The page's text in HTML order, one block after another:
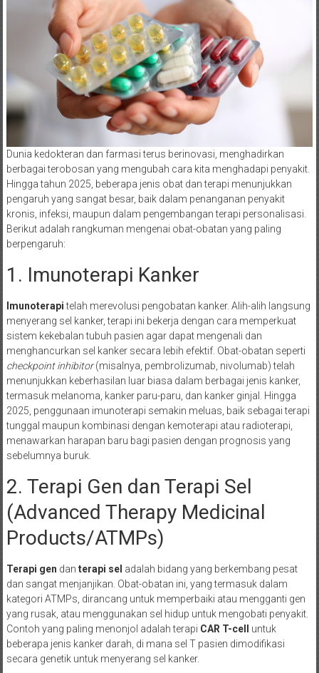
Dunia kedokteran dan farmasi terus berinovasi, menghadirkan
berbagai terobosan yang mengubah cara kita menghadapi penyakit.
Hingga tahun 2025, beberapa jenis obat dan terapi menunjukkan
pengaruh yang sangat besar, baik dalam penanganan penyakit
kronis, infeksi, maupun dalam pengembangan terapi personalisasi.
Berikut adalah rangkuman mengenai obat-obatan yang paling
berpengaruh:
1. Imunoterapi Kanker
Imunoterapitelah merevolusi pengobatan kanker. Alih-alih langsung
menyerang sel kanker, terapi ini bekerja dengan cara memperkuat
sistem kekebalan tubuh pasien agar dapat mengenali dan
menghancurkan sel kanker secara lebih efektif. Obat-obatan seperti
checkpoint inhibitor(misalnya, pembrolizumab, nivolumab) telah
menunjukkan keberhasilan luar biasa dalam berbagai jenis kanker,
termasuk melanoma, kanker paru-paru, dan kanker ginjal. Hingga
2025, penggunaan imunoterapi semakin meluas, baik sebagai terapi
tunggal maupun kombinasi dengan kemoterapi atau radioterapi,
menawarkan harapan baru bagi pasien dengan prognosis yang
sebelumnya buruk.
2. Terapi Gen dan Terapi Sel
(Advanced Therapy Medicinal
Products/ATMPs)
Terapi gen dan terapi sel adalah bidang yang berkembang pesat
dan sangat menjanjikan. Obat-obatan ini, yang termasuk dalam
kategori ATMPs, dirancang untuk memperbaiki atau mengganti gen
yang rusak, atau menggunakan sel hidup untuk mengobati penyakit.
Contoh yang paling menonjol adalah terapi CAR T-cell
untuk
beberapa jenis kanker darah, di mana sel T pasien dimodifikasi
secara genetik untuk menyerang sel kanker.